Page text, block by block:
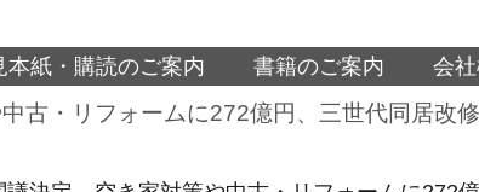
本紙・購読のご案内 書籍のご案内 会
古・リフォームに272億円、三世代同居改